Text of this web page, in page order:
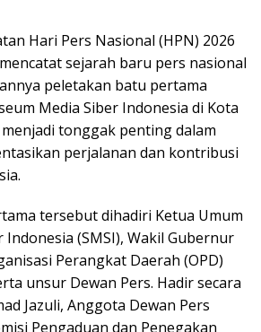
Hari Pers Nasional (HPN) 2026
sejarah baru pers nasional
peletakan batu pertama
Media Siber Indonesia di Kota
tonggak penting dalam
perjalanan dan kontribusi
tersebut dihadiri Ketua Umum
Indonesia (SMSI), Wakil Gubernur
Perangkat Daerah (OPD)
unsur Dewan Pers. Hadir secara
Jazuli, Anggota Dewan Pers
Pengaduan dan Penegakan